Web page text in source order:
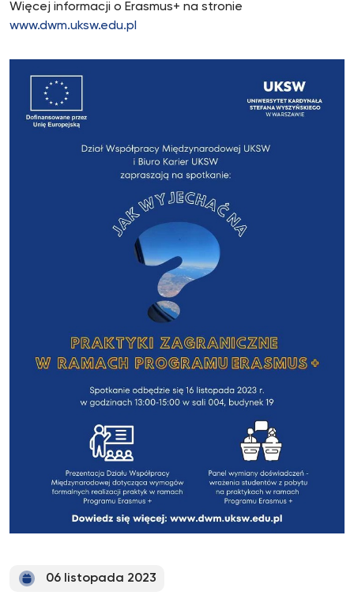
Więcej informacji o Erasmus+ na stronie
www.dwm.uksw.edu.pl
06 listopada 2023